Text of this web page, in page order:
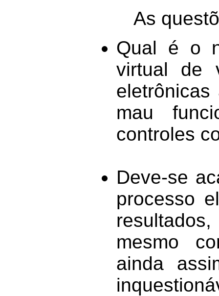
As
Qual é o
virtual de
eletrônicas
mau
controles
Deve-se
processo
mesmo
ainda